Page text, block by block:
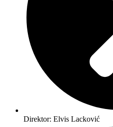
Direktor: Elvis Lacković